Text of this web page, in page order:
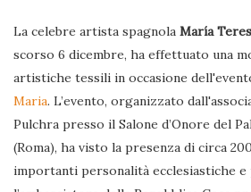
La celebre artista spagnola María
scorso 6 dicembre, ha effettuato una
artistiche tessili in occasione
Maria. L’evento, organizzato
Pulchra presso il Salone d’Onore del
(Roma), ha visto la presenza di circa
importanti personalità ecclesiastiche e